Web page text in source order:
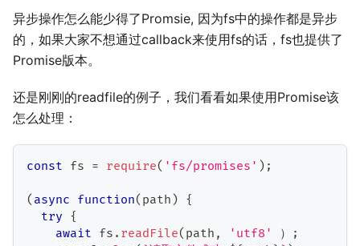
异步操作怎么能少得了Promsie, 因为fs中的操作都是异步
的，如果大家不想通过callback来使用fs的话，fs也提供了
Promise版本。
还是刚刚的readfile的例子，我们看看如果使用Promise该
怎么处理：
const fs = require( 'fs/promises' ) ;
( async function( path ) {
try {
await fs . readFile( path , 'utf8' ）
;